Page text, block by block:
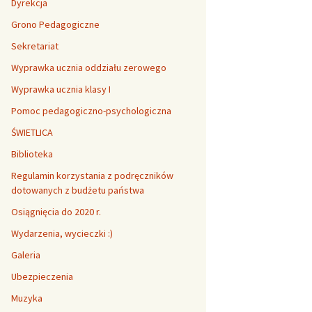
Dyrekcja
Grono Pedagogiczne
Sekretariat
Wyprawka ucznia oddziału zerowego
Wyprawka ucznia klasy I
Pomoc pedagogiczno-psychologiczna
ŚWIETLICA
Biblioteka
Regulamin korzystania z podręczników
dotowanych z budżetu państwa
Osiągnięcia do 2020 r.
Wydarzenia, wycieczki :)
Galeria
Ubezpieczenia
Muzyka